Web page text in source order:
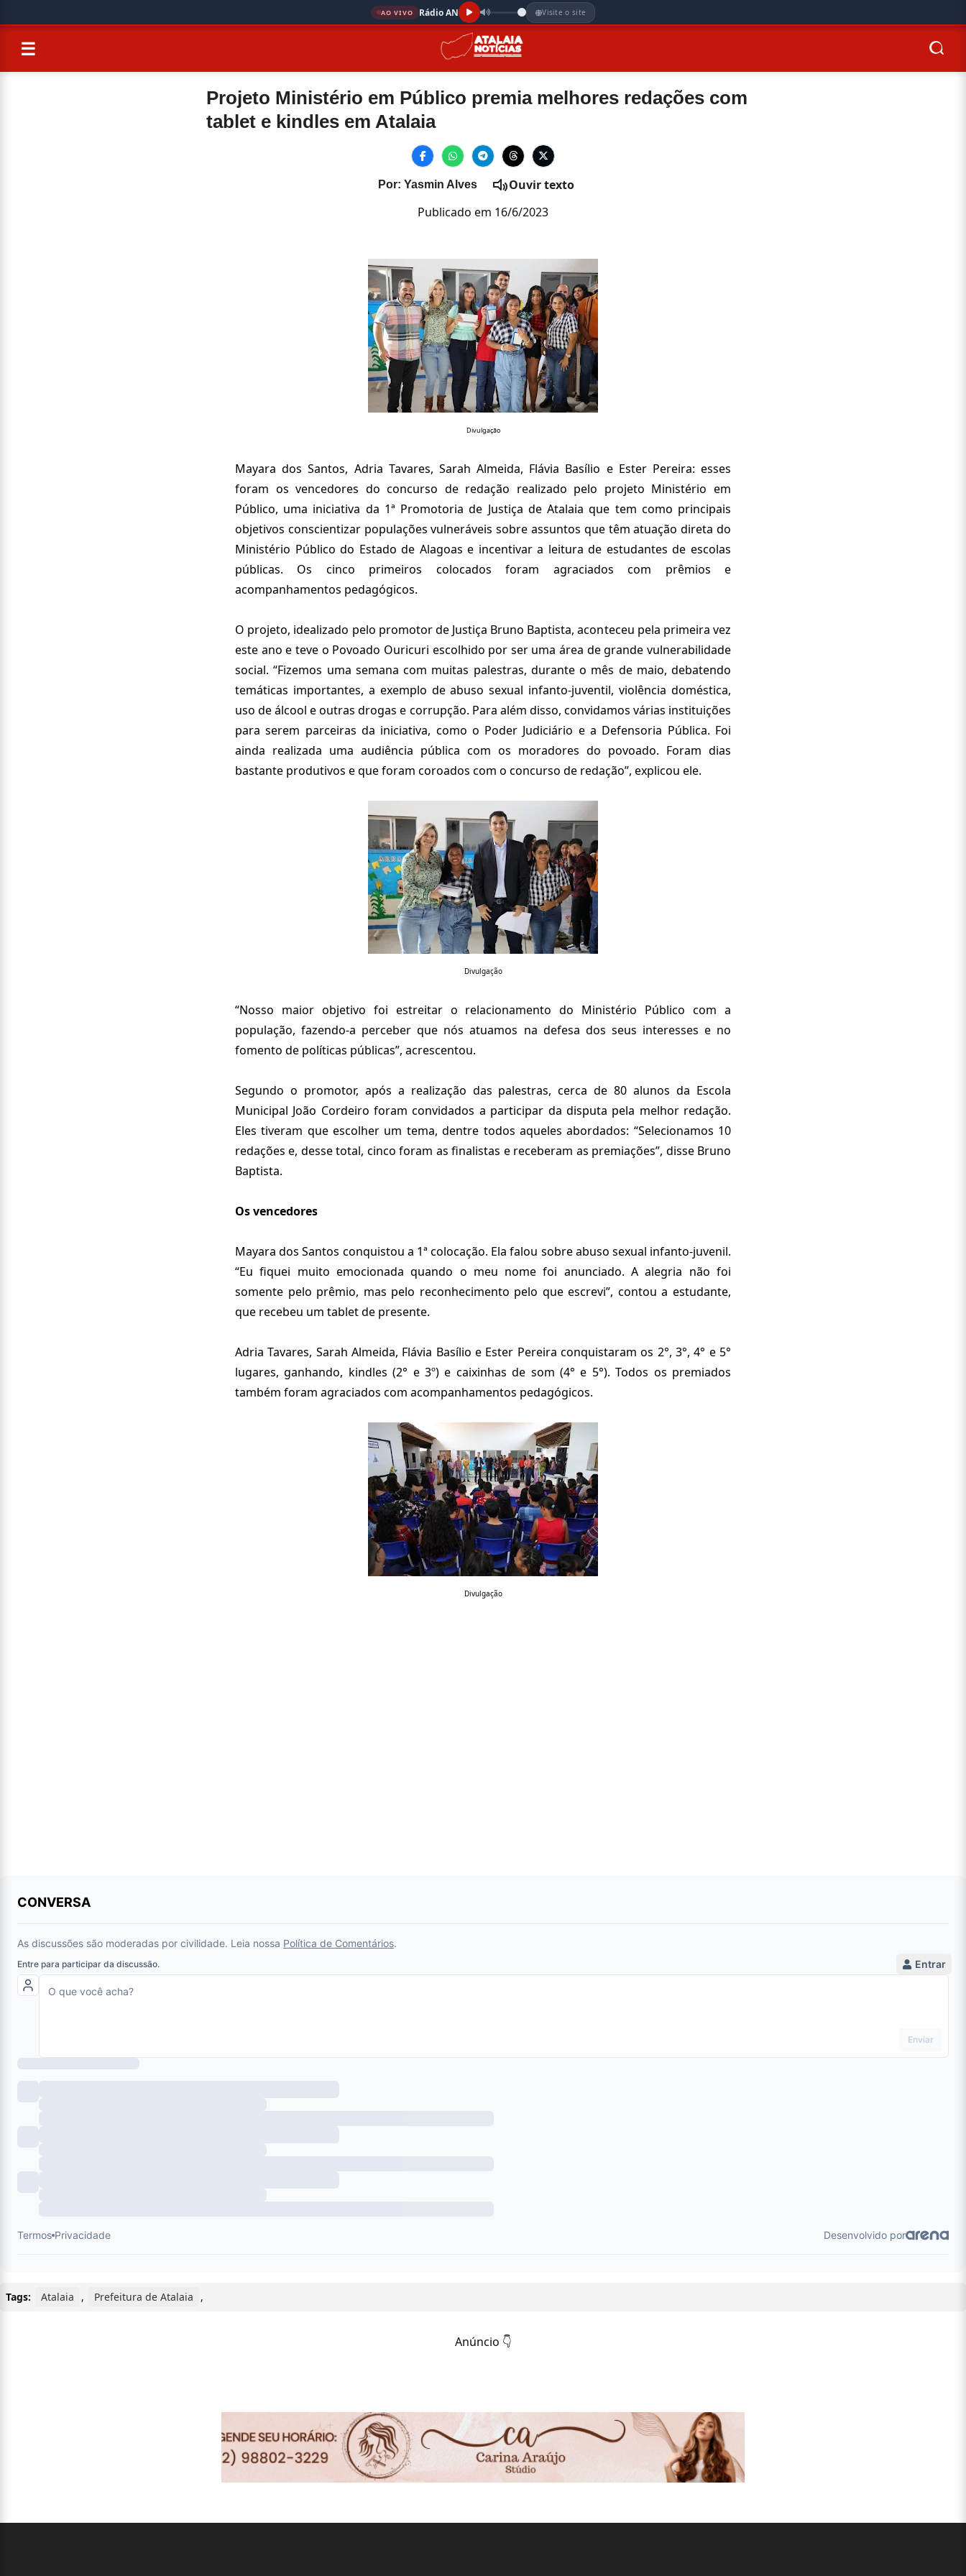
AO VIVO Rádio AN Visite o site
☰
Projeto Ministério em Público premia melhores redações com
tablet e kindles em Atalaia
Por: Yasmin Alves
Ouvir texto
Publicado em 16/6/2023
Divulgação
Mayara dos Santos, Adria Tavares, Sarah Almeida, Flávia Basílio e Ester Pereira: esses
foram os vencedores do concurso de redação realizado pelo projeto Ministério em
Público, uma iniciativa da 1ª Promotoria de Justiça de Atalaia que tem como principais
objetivos conscientizar populações vulneráveis sobre assuntos que têm atuação direta do
Ministério Público do Estado de Alagoas e incentivar a leitura de estudantes de escolas
públicas. Os cinco primeiros colocados foram agraciados com prêmios e
acompanhamentos pedagógicos.
O projeto, idealizado pelo promotor de Justiça Bruno Baptista, aconteceu pela primeira vez
este ano e teve o Povoado Ouricuri escolhido por ser uma área de grande vulnerabilidade
social. “Fizemos uma semana com muitas palestras, durante o mês de maio, debatendo
temáticas importantes, a exemplo de abuso sexual infanto-juventil, violência doméstica,
uso de álcool e outras drogas e corrupção. Para além disso, convidamos várias instituições
para serem parceiras da iniciativa, como o Poder Judiciário e a Defensoria Pública. Foi
ainda realizada uma audiência pública com os moradores do povoado. Foram dias
bastante produtivos e que foram coroados com o concurso de redação”, explicou ele.
Divulgação
“Nosso maior objetivo foi estreitar o relacionamento do Ministério Público com a
população, fazendo-a perceber que nós atuamos na defesa dos seus interesses e no
fomento de políticas públicas”, acrescentou.
Segundo o promotor, após a realização das palestras, cerca de 80 alunos da Escola
Municipal João Cordeiro foram convidados a participar da disputa pela melhor redação.
Eles tiveram que escolher um tema, dentre todos aqueles abordados: “Selecionamos 10
redações e, desse total, cinco foram as finalistas e receberam as premiações”, disse Bruno
Baptista.
Os vencedores
Mayara dos Santos conquistou a 1ª colocação. Ela falou sobre abuso sexual infanto-juvenil.
“Eu fiquei muito emocionada quando o meu nome foi anunciado. A alegria não foi
somente pelo prêmio, mas pelo reconhecimento pelo que escrevi”, contou a estudante,
que recebeu um tablet de presente.
Adria Tavares, Sarah Almeida, Flávia Basílio e Ester Pereira conquistaram os 2°, 3°, 4° e 5°
lugares, ganhando, kindles (2° e 3º) e caixinhas de som (4° e 5°). Todos os premiados
também foram agraciados com acompanhamentos pedagógicos.
Divulgação
Tags: Atalaia , Prefeitura de Atalaia ,
Anúncio 👇